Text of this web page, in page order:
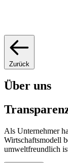
Zurück
Über uns
Als Unternehmer
Wirtschaftsmodell
umweltfreundlich